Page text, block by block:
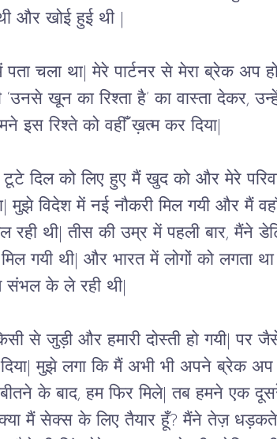
और खोई हुई थी |
चला था| मेरे पार्टनर से मेरा ब्रेक अप
खून का रिश्ता है’ का वास्ता देकर,
इस रिश्ते को वहीँ ख़त्म कर दिया|
दिल को लिए हुए मैं खुद को और मेरे
विदेश में नई नौकरी मिल गयी और मैं
रही थी| तीस की उम्र में पहली बार, मैंने
गयी थी| और भारत में लोगों को लगता
संभल के ले रही थी|
से जुड़ी और हमारी दोस्ती हो गयी| पर
मुझे लगा कि मैं अभी भी अपने ब्रेक अप
के बाद, हम फिर मिले| तब हमने एक
मैं सेक्स के लिए तैयार हूँ? मैंने तेज़ धड़कते